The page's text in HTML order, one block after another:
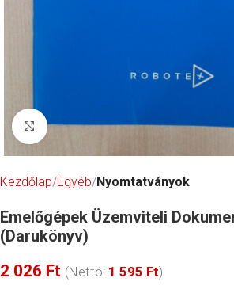
Click to enlarge
Kezdőlap Egyéb Nyomtatványok
Emelőgépek Üzemviteli
(Darukönyv)
2 026 Ft (Nettó: 1 595 Ft)